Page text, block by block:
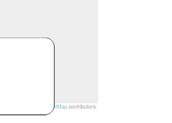
OpenStreetMapcontributors